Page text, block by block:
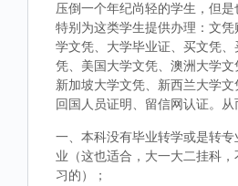
压倒一个年纪尚轻的学生，但
特别为这类学生提供办理：文
学文凭、大学毕业证、买文凭
凭、美国大学文凭、澳洲大学文
新加坡大学文凭、新西兰大学
回国人员证明、留信网认证。从
一、本科没有毕业转学或是转
业（这也适合，大一大二挂科
习的）；